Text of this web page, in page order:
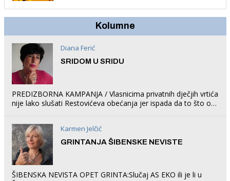
Kolumne
Diana Ferić
SRIDOM U SRIDU
PREDIZBORNA KAMPANJA / Vlasnicima privatnih dječjih vrtića
nije lako slušati Restovićeva obećanja jer ispada da to što oni
Karmen Jelčić
GRINTANJA ŠIBENSKE NEVISTE
ŠIBENSKA NEVISTA OPET GRINTA:Slučaj AS EKO ili je li u